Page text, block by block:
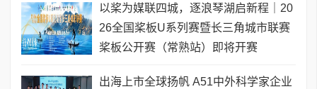
以桨为媒联四城，逐浪琴湖启新程｜20
26全国桨板U系列赛暨长三角城市联赛
桨板公开赛（常熟站）即将开赛
出海上市全球扬帆 A51中外科学家企业